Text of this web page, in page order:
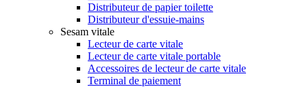
Distributeur de papier toilette
Distributeur d'essuie-mains
Sesam vitale
Lecteur de carte vitale
Lecteur de carte vitale portable
Accessoires de lecteur de carte vitale
Terminal de paiement